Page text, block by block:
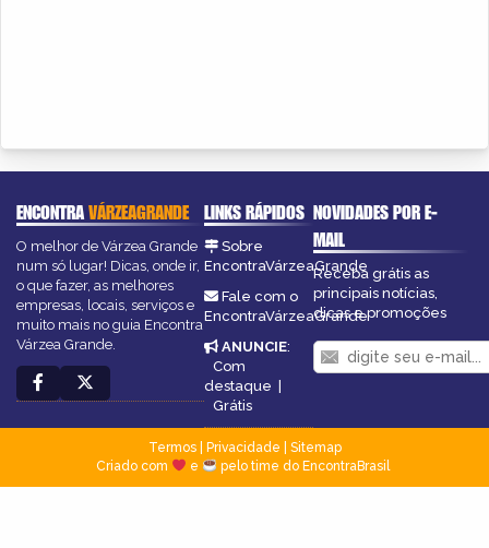
ENCONTRAVÁRZEAGRANDE
O melhor de Várzea Grande
num só lugar! Dicas, onde ir,
o que fazer, as melhores
empresas, locais, serviços e
muito mais no guia Encontra
Várzea Grande.
LINKS RÁPIDOS
Sobre
EncontraVárzeaGrande
Fale com o
EncontraVárzeaGrande
ANUNCIE:
Com
destaque
Grátis
NOVIDADES POR E-
MAIL
Receba grátis as
principais notícias,
dicas e promoções
Termos| Privacidade
Sitemap
Criado com
e pelo time do EncontraBrasil